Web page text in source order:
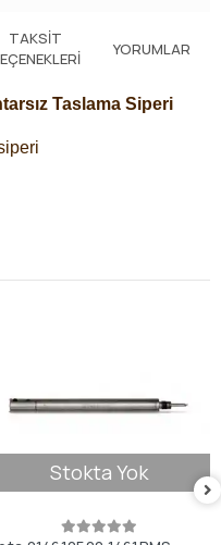
TAKSIT
YORUMLAR
Taslama Siperi
Stokta Yok